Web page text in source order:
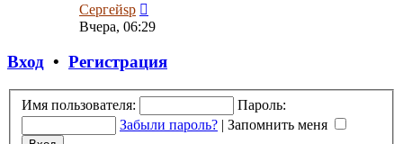
Сергейsp
к
Вчера, 06:29
Вход • Регистрация
Имя пользователя:
Пароль:
Забыли пароль? | Запомнить меня